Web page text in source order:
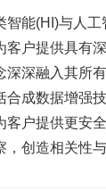
智能(HI)与人
客户提供具有
深深融入其所
合成数据增强
客户提供更安
创造相关性与